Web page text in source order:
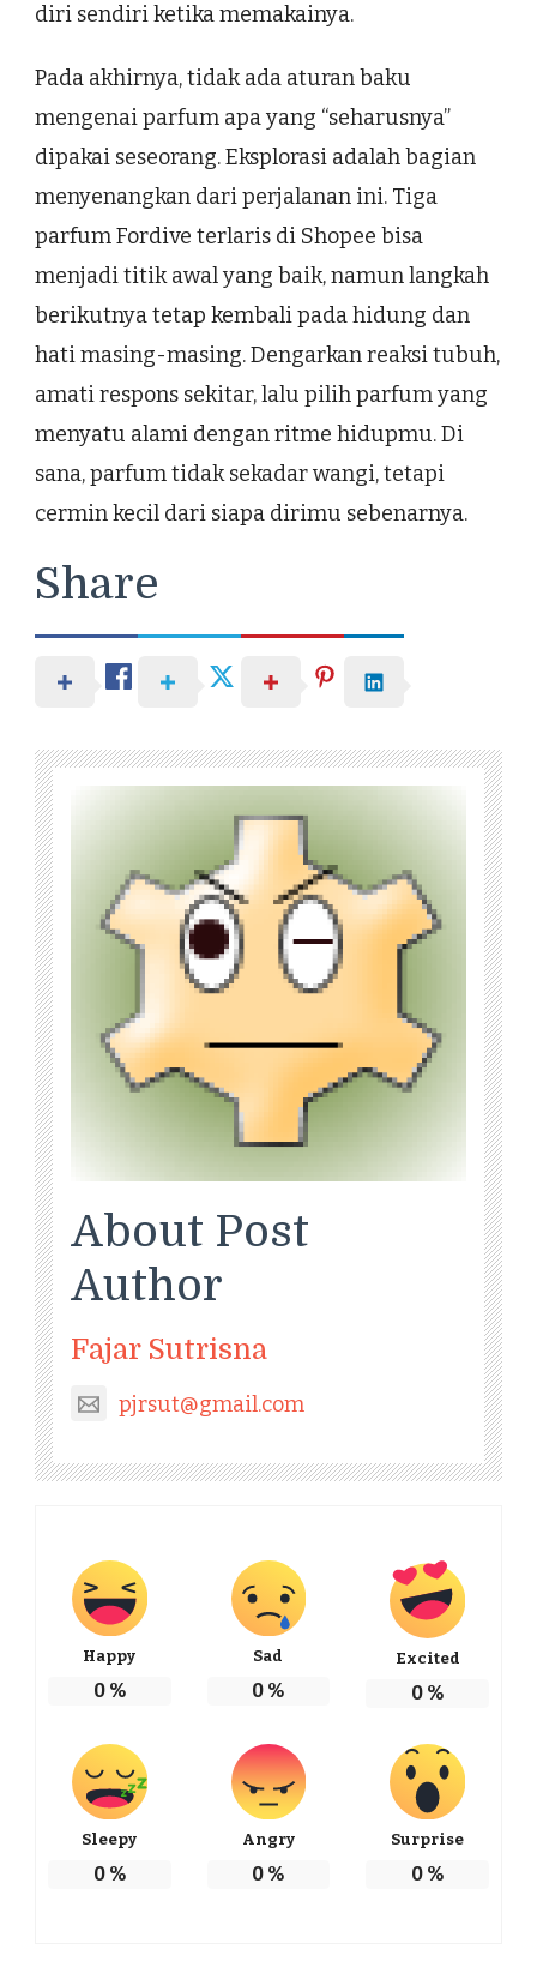
diri sendiri ketika memakainya.
Pada akhirnya, tidak ada aturan baku
mengenai parfum apa yang “seharusnya”
dipakai seseorang. Eksplorasi adalah bagian
menyenangkan dari perjalanan ini. Tiga
parfum Fordive terlaris di Shopee bisa
menjadi titik awal yang baik, namun langkah
berikutnya tetap kembali pada hidung dan
hati masing-masing. Dengarkan reaksi tubuh,
amati respons sekitar, lalu pilih parfum yang
menyatu alami dengan ritme hidupmu. Di
sana, parfum tidak sekadar wangi, tetapi
cermin kecil dari siapa dirimu sebenarnya.
Share
About Post
Author
Fajar Sutrisna
pjrsut@gmail.com
Happy
0%
Sad
0 %
Excited
0 %
Sleepy
0%
Angry
0 %
Surprise
0 %